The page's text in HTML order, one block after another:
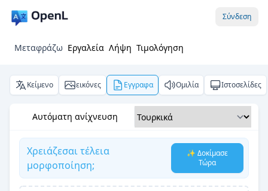
Σύνδεση
Μεταφράζω Εργαλεία Λήψη Τιμολόγηση
Κείμενο εικόνες Εγγραφα Ομιλία Ιστοσελίδες
Αυτόματη ανίχνευση
Χρειάζεσαι τέλεια
μορφοποίηση;
✨ Δοκίμασε
Τώρα